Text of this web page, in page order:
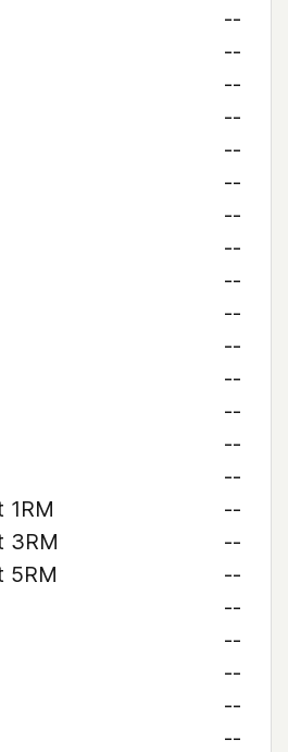
--
--
--
--
--
--
--
--
--
--
--
--
--
--
--
1RM
--
3RM
--
5RM
--
--
--
--
--
--